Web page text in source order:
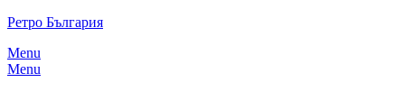
Skip
content
Ретро България
Menu
Menu